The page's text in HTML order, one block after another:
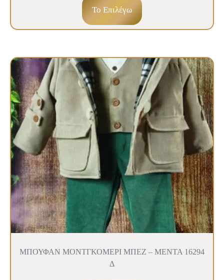
To Επιλέγω
ΜΠΟΥΦΑΝ ΜΟΝΤΓΚΟΜΕΡΙ ΜΠΕΖ – ΜΕΝΤΑ 16294
Δ